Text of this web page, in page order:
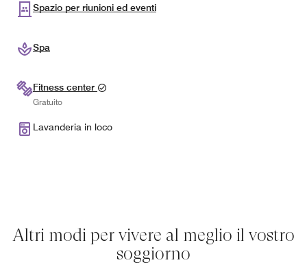
Spazio per riunioni ed eventi
Spa
Fitness center
Gratuito
Lavanderia in loco
Altri modi per vivere al meglio il vostro
soggiorno